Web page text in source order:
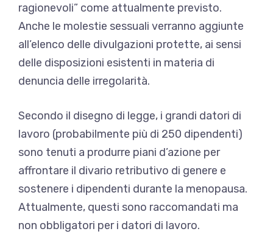
ragionevoli” come attualmente previsto.
Anche le molestie sessuali verranno aggiunte
all’elenco delle divulgazioni protette, ai sensi
delle disposizioni esistenti in materia di
denuncia delle irregolarità.
Secondo il disegno di legge, i grandi datori di
lavoro (probabilmente più di 250 dipendenti)
sono tenuti a produrre piani d’azione per
affrontare il divario retributivo di genere e
sostenere i dipendenti durante la menopausa.
Attualmente, questi sono raccomandati ma
non obbligatori per i datori di lavoro.